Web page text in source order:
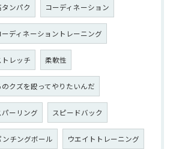
ンパク コーディネーション
ーディネーショントレーニング
トレッチ 柔軟性
のクズを殴ってやりたいんだ
パーリング スピードバック
ンチングボール ウエイトトレーニング